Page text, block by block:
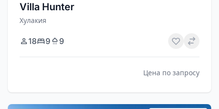
Villa Hunter
Хулакия
18 9 9
Цена по запросу